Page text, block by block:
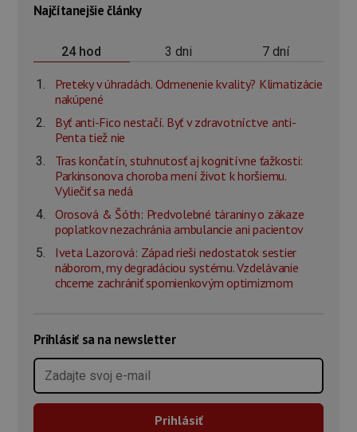
Najčítanejšie články
24 hod 3 dni 7 dní
Preteky v úhradách. Odmenenie kvality? Klimatizácie
nakúpené
Byť anti-Fico nestačí. Byť v zdravotníctve anti-
Penta tiež nie
Tras končatín, stuhnutosť aj kognitívne ťažkosti:
Parkinsonova choroba mení život k horšiemu.
Vyliečiť sa nedá
Orosová & Šóth: Predvolebné táraniny o zákaze
poplatkov nezachránia ambulancie ani pacientov
Iveta Lazorová: Západ rieši nedostatok sestier
náborom, my degradáciou systému. Vzdelávanie
chceme zachrániť spomienkovým optimizmom
Prihlásiť sa na newsletter